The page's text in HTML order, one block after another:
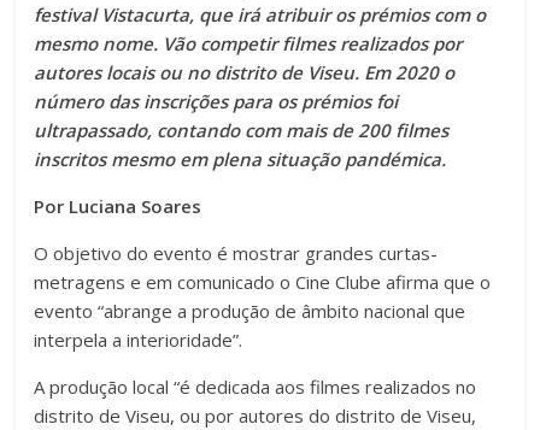
festival Vistacurta, que irá atribuir os prémios com o
mesmo nome. Vão competir filmes realizados por
autores locais ou no distrito de Viseu. Em 2020 o
número das inscrições para os prémios foi
ultrapassado, contando com mais de 200 filmes
inscritos mesmo em plena situação pandémica.
Por Luciana Soares
O objetivo do evento é mostrar grandes curtas-
metragens e em comunicado o Cine Clube afirma que o
evento “abrange a produção de âmbito nacional que
interpela a interioridade”.
A produção local “é dedicada aos filmes realizados no
distrito de Viseu, ou por autores do distrito de Viseu,